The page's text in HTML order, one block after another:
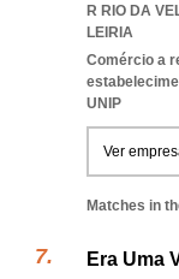
R RIO DA
LEIRIA
Comércio a
UNIP
Ver
Matches in
Era Uma